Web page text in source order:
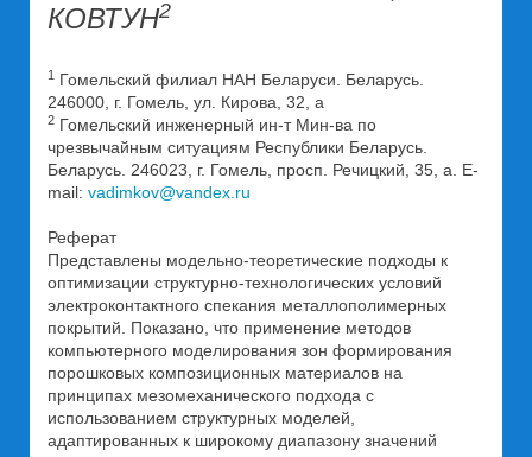
КОВТУН2
1 Гомельский филиал НАН Беларуси. Беларусь.
246000, г. Гомель, ул. Кирова, 32, а
2 Гомельский инженерный ин-т Мин-ва по
чрезвычайным ситуациям Республики Беларусь.
Беларусь. 246023, г. Гомель, просп. Речицкий, 35, а. E-
mail: vadimkov@vandex.ru
Реферат
Представлены модельно-теоретические подходы к
оптимизации структурно-технологических условий
электроконтактного спекания металлополимерных
покрытий. Показано, что применение методов
компьютерного моделирования зон формирования
порошковых композиционных материалов на
принципах мезомеханического подхода с
использованием структурных моделей,
адаптированных к широкому диапазону значений